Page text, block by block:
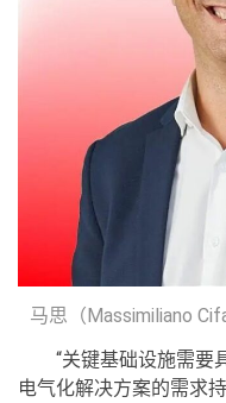
马思（Massimiliano
“关键基础设施需要
电气化解决方案的需求